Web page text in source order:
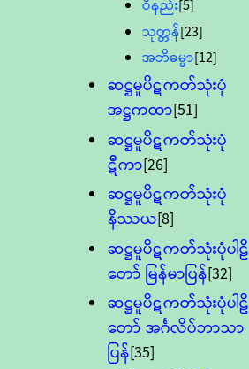
ဝိနည်း[5]
သုတ္တန်[23]
အဘိဓမ္မာ[12]
ဆဋ္ဌမူပိဋကတ်သုံးပုံ
အဋ္ဌကထာ[51]
ဆဋ္ဌမူပိဋကတ်သုံးပုံ
ဋီကာ[26]
ဆဋ္ဌမူပိဋကတ်သုံးပုံ
နိဿယ[8]
ဆဋ္ဌမူပိဋကတ်သုံးပုံပါဠိ
တော် မြန်မာပြန်[32]
ဆဋ္ဌမူပိဋကတ်သုံးပုံပါဠိ
တော် အင်္ဂလိပ်ဘာသာ
ပြန်[35]